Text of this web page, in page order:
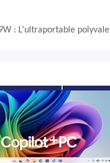
: L’ultraportable